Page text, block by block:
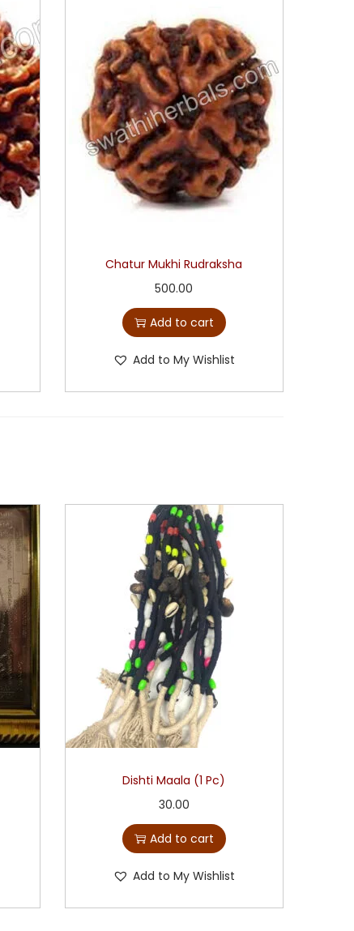
Chatur Mukhi Rudraksha
500.00
Add to cart
Add to My Wishlist
Dishti Maala (1 Pc)
30.00
Add to cart
Add to My Wishlist